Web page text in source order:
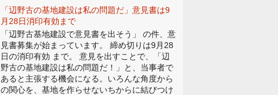
「辺野古の基地建設は私の問題だ」意見書は9
月28日消印有効まで
「辺野古基地建設で意見書を出そう」 の件、意
見書募集が始まっています。 締め切りは9月28
日の消印有効 まで。 意見を出すことで、「辺
野古の基地建設は私の問題だ！」と、当事者で
あると主張する機会になる。いろんな角度から
の関心を、基地を作らせないちからに結びつけ